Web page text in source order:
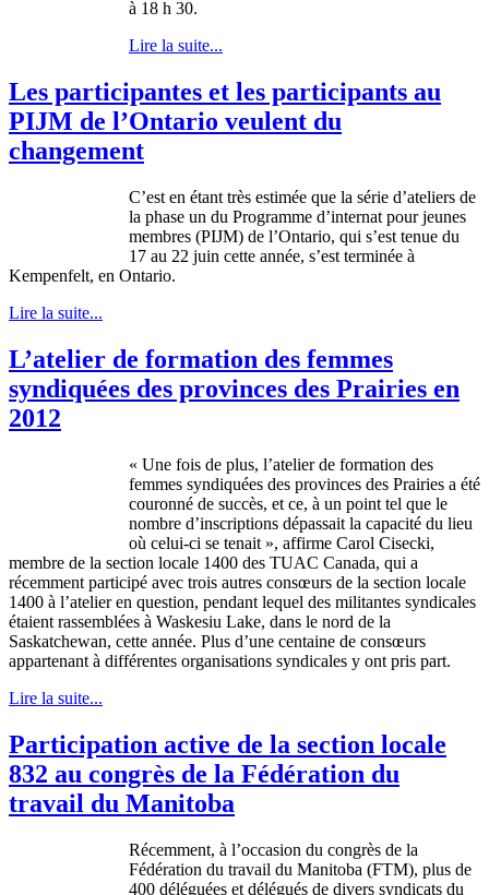
à 18 h 30.
Lire la suite...
Les participantes et les participants au
PIJM de l’Ontario veulent du
changement
C’est en étant très estimée que la série d’ateliers de
la phase un du Programme d’internat pour jeunes
membres (PIJM) de l’Ontario, qui s’est tenue du
17 au 22 juin cette année, s’est terminée à
Kempenfelt, en Ontario.
Lire la suite...
L’atelier de formation des femmes
syndiquées des provinces des Prairies en
2012
« Une fois de plus, l’atelierde formation des
femmes syndiquées des provinces des Prairies a été
couronné de succès, et ce, à un point tel que le
nombre d’inscriptions dépassait la capacité du lieu
où celui-ci se tenait », affirme Carol Cisecki,
membre de la section locale 1400 des TUAC Canada, qui a
récemment participé avec trois autres consœurs de la section locale
1400 à l’atelieren question, pendant lequel des militantes syndicales
étaient rassemblées à Waskesiu Lake, dans le nord de la
Saskatchewan, cette année. Plus d’une centaine de consœurs
appartenant à différentes organisations syndicales y ont pris part.
Lire la suite...
Participation active de la section locale
832 au congrès de la Fédération du
travail du Manitoba
Récemment, à l’occasion du congrès de la
Fédération du travail du Manitoba (FTM), plus de
400 déléguées et délégués de divers syndicats du